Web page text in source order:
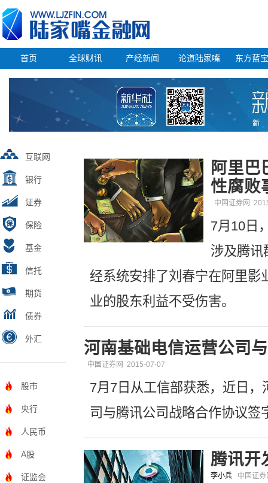
首页 全球财讯 产经新闻 论道陆家嘴 东方蓝
互联网
银行
证券
保险
基金
信托
期货
债券
外汇
股市
央行
人民币
A股
证监会
阿里巴
性腐败
中国证券网
7月10日
涉及腾讯
经系统安排了刘春宁在阿里影
业的股东利益不受伤害。
河南基础电信运营公司
中国证券网 2015-07-07
7月7日从工信部获悉，近日
司与腾讯公司战略合作协议签
腾讯开
李小兵 中国证